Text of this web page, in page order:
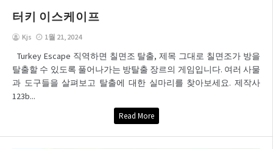
터키 이스케이프
Kjs 1월 21, 2024
Turkey Escape 직역하면 칠면조 탈출, 제목 그대로 칠면조가 방을
탈출할 수 있도록 풀어나가는 방탈출 장르의 게임입니다. 여러 사물
과 도구들을 살펴보고 탈출에 대한 실마리를 찾아보세요. 제작사
123b...
Read More